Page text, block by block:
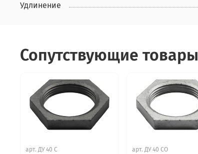
Удлинение
Сопутствующие товары
арт.ДУ 40 С арт.ДУ 40 СО